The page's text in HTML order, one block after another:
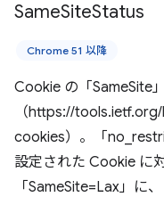
SameSiteStatus
Chrome 51 以降
Cookie の「SameSite
（https://
cookies）。「
設定された Cookie に
「SameSite=Lax」に